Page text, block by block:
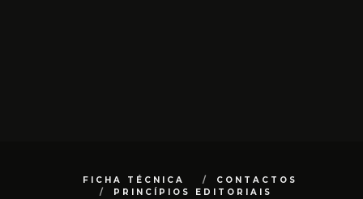
FICHA TÉCNICA
CONTACTOS
PRINCÍPIOS EDITORIAIS